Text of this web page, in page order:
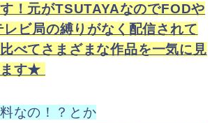
！元がTSUTAYAなのでFODや
ビ局の縛りがなく配信されて
べてさまざまな作品を一気に見
ます★
なの！？とか